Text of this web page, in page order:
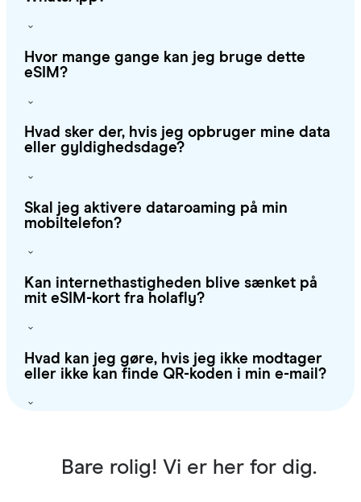
Hvor mange gange kan jeg bruge dette
eSIM?
Hvad sker der, hvis jeg opbruger mine data
eller gyldighedsdage?
Skal jeg aktivere dataroaming på min
mobiltelefon?
Kan internethastigheden blive sænket på
mit eSIM-kort fra holafly?
Hvad kan jeg gøre, hvis jeg ikke modtager
eller ikke kan finde QR-koden i min e-mail?
Bare rolig! Vi er her for dig.